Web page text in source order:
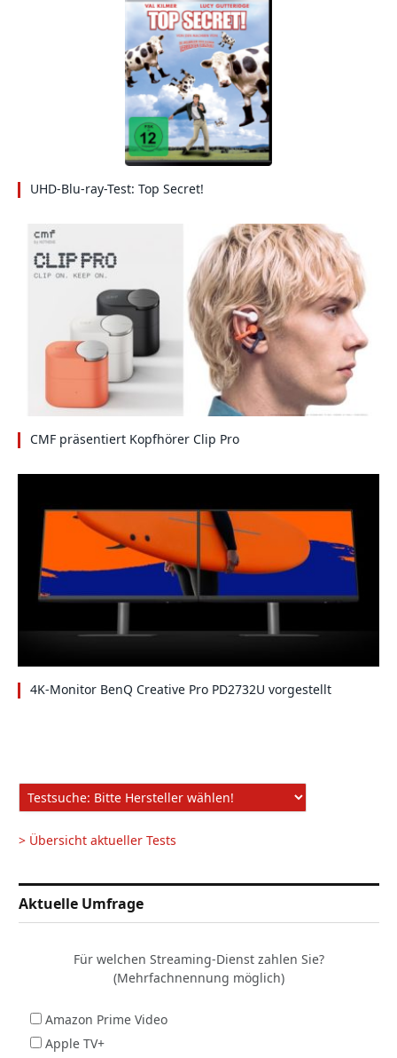
UHD-Blu-ray-Test: Top Secret!
CMF präsentiert Kopfhörer Clip Pro
4K-Monitor BenQ Creative Pro PD2732U vorgestellt
> Übersicht aktueller Tests
Aktuelle Umfrage
Für welchen Streaming-Dienst zahlen Sie?
(Mehrfachnennung möglich)
Amazon Prime Video
Apple TV+